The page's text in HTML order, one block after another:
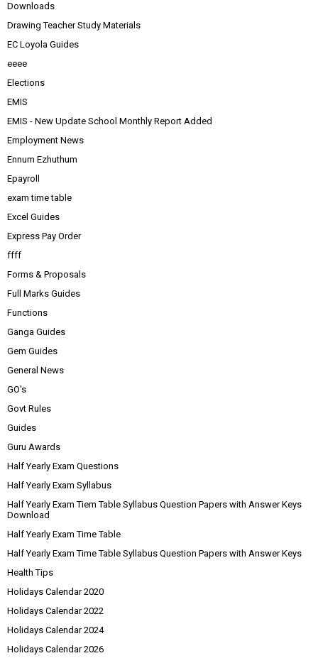
Downloads
Drawing Teacher Study Materials
EC Loyola Guides
eeee
Elections
EMIS
EMIS - New Update School Monthly Report Added
Employment News
Ennum Ezhuthum
Epayroll
exam time table
Excel Guides
Express Pay Order
ffff
Forms & Proposals
Full Marks Guides
Functions
Ganga Guides
Gem Guides
General News
GO's
Govt Rules
Guides
Guru Awards
Half Yearly Exam Questions
Half Yearly Exam Syllabus
Half Yearly Exam Tiem Table Syllabus Question Papers with Answer Keys
Download
Half Yearly Exam Time Table
Half Yearly Exam Time Table Syllabus Question Papers with Answer Keys
Health Tips
Holidays Calendar 2020
Holidays Calendar 2022
Holidays Calendar 2024
Holidays Calendar 2026